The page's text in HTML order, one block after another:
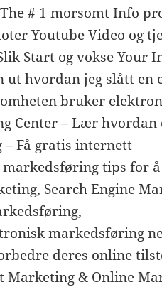
# 1 morsomt Info
Youtube Video og
Start og vokse Your
ut hvordan jeg slått en
bruker
Center – Lær hvordan
Få gratis internett
tips for
Search Engine
markedsføring
deres online
Marketing & Online